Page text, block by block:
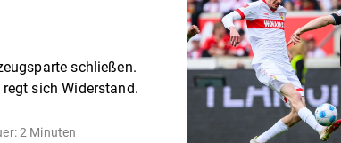
schließen.
sich Widerstand.
2 Minuten